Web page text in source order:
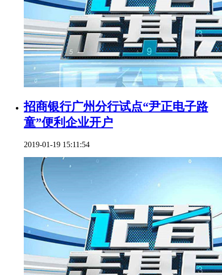
招商银行广州分行试点“尹正电子路
童”便利企业开户
2019-01-19 15:11:54